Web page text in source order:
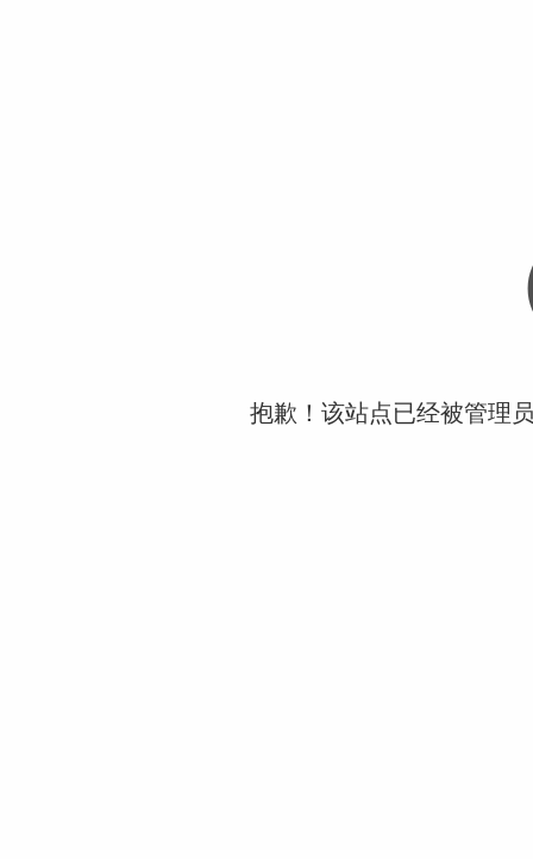
抱歉！该站点已经被管理